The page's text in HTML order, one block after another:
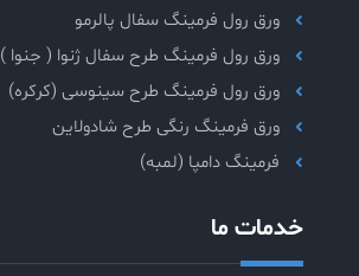
ورق رول فرمینگ سفال پالرمو
ورق رول فرمینگ طرح سفال ژنوا ( جنوا )
ورق رول فرمینگ طرح سینوسی (کرکره)
ورق فرمینگ رنگی طرح شادولاین
فرمینگ دامپا (لمبه)
خدمات ما